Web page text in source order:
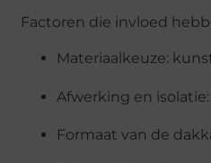
Factoren die invloed
Materiaalkeuze:
Afwerking en
Formaat van de